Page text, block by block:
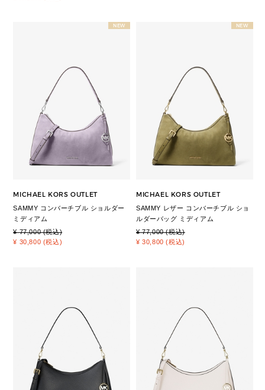
NEW
MICHAEL KORS OUTLET
SAMMY コンバーチブル ショルダー
ミディアム
¥ 77,000 (税込)
¥ 30,800 (税込)
NEW
MICHAEL KORS OUTLET
SAMMY レザー コンバーチブル ショ
ルダーバッグ ミディアム
¥ 77,000 (税込)
¥ 30,800 (税込)